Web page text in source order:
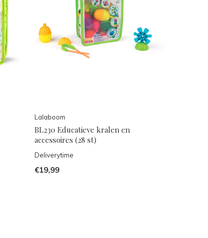
Lalaboom
BL230 Educatieve kralen en
accessoires (28 st)
Deliverytime
€19,99